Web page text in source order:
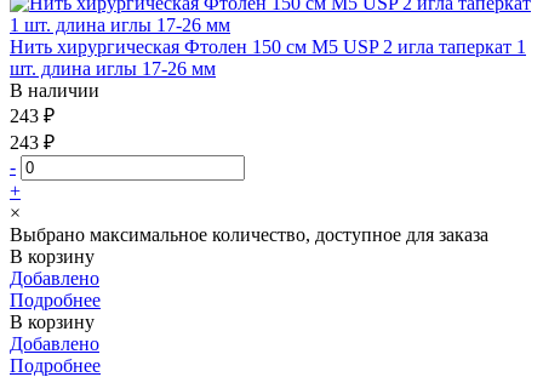
Нить хирургическая Фтолен 150 см М5 USP 2 игла таперкат 1
шт. длина иглы 17-26 мм
В наличии
243 ₽
243 ₽
-
+
×
Выбрано максимальное количество, доступное для заказа
В корзину
Добавлено
Подробнее
В корзину
Добавлено
Подробнее